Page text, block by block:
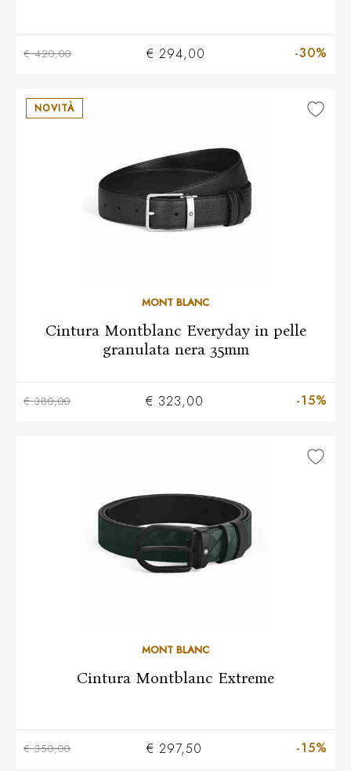
€ 420,00 € 294,00 -30%
NOVITÀ
MONT BLANC
Cintura Montblanc Everyday in pelle
granulata nera 35mm
€ 380,00 € 323,00 -15%
MONT BLANC
Cintura Montblanc Extreme
€ 350,00 € 297,50 -15%